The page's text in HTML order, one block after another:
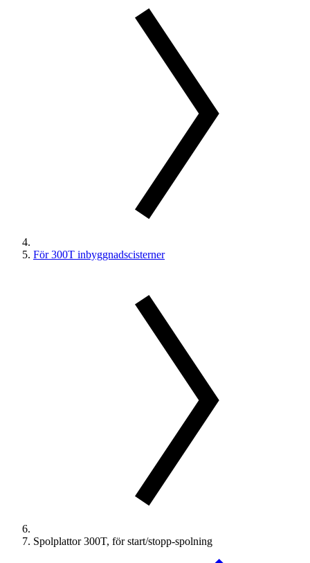
För 300T inbyggnadscisterner
Spolplattor 300T, för start/stopp-spolning